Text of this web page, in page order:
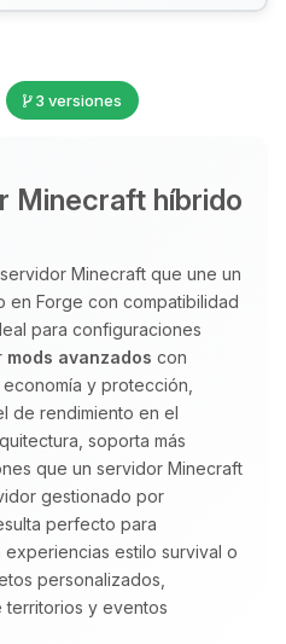
3 versiones
Minecraft híbrido
Minecraft que une un
en Forge con compatibilidad
para configuraciones
mods avanzados con
y protección,
de rendimiento en el
soporta más
que un servidor Minecraft
gestionado por
perfecto para
estilo survival o
personalizados,
territorios y eventos
con quien
tu pequeno
Cuentame
moveré mis
para ayudarte.